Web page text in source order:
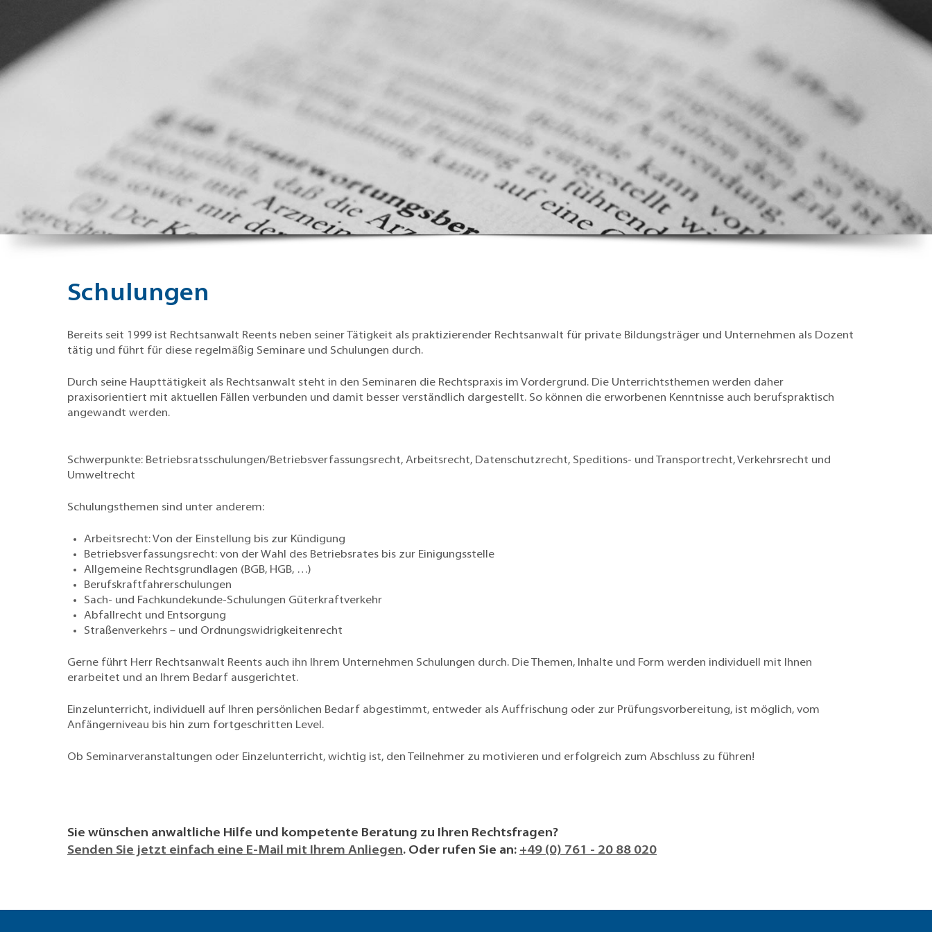
Schulungen
Bereits seit 1999 ist Rechtsanwalt Reents neben seiner Tätigkeit als praktizierender Rechtsanwalt für private Bildungsträger und Unternehmen als Dozent
tätig und führt für diese regelmäßig Seminare und Schulungen durch.
Durch seine Haupttätigkeit als Rechtsanwalt steht in den Seminaren die Rechtspraxis im Vordergrund. Die Unterrichtsthemen werden daher
praxisorientiert mit aktuellen Fällen verbunden und damit besser verständlich dargestellt. So können die erworbenen Kenntnisse auch berufspraktisch
angewandt werden.
Schwerpunkte: Betriebsratsschulungen/Betriebsverfassungsrecht, Arbeitsrecht, Datenschutzrecht, Speditions- und Transportrecht, Verkehrsrecht und
Umweltrecht
Schulungsthemen sind unter anderem:
Arbeitsrecht: Von der Einstellung bis zur Kündigung
Betriebsverfassungsrecht: von der Wahl des Betriebsrates bis zur Einigungsstelle
Allgemeine Rechtsgrundlagen (BGB, HGB, …)
Berufskraftfahrerschulungen
Sach- und Fachkundekunde-Schulungen Güterkraftverkehr
Abfallrecht und Entsorgung
Straßenverkehrs – und Ordnungswidrigkeitenrecht
Gerne führt Herr Rechtsanwalt Reents auch ihn Ihrem Unternehmen Schulungen durch. Die Themen, Inhalte und Form werden individuell mit Ihnen
erarbeitet und an Ihrem Bedarf ausgerichtet.
Einzelunterricht, individuell auf Ihren persönlichen Bedarf abgestimmt, entweder als Auffrischung oder zur Prüfungsvorbereitung, ist möglich, vom
Anfängerniveau bis hin zum fortgeschritten Level.
Ob Seminarveranstaltungen oder Einzelunterricht, wichtig ist, den Teilnehmer zu motivieren und erfolgreich zum Abschluss zu führen!
Sie wünschen anwaltliche Hilfe und kompetente Beratung zu Ihren Rechtsfragen?
Senden Sie jetzt einfach eine E-Mail mit Ihrem Anliegen. Oder rufen Sie an: +49 (0) 761 - 20 88 020